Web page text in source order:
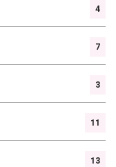
4
7
3
11
13